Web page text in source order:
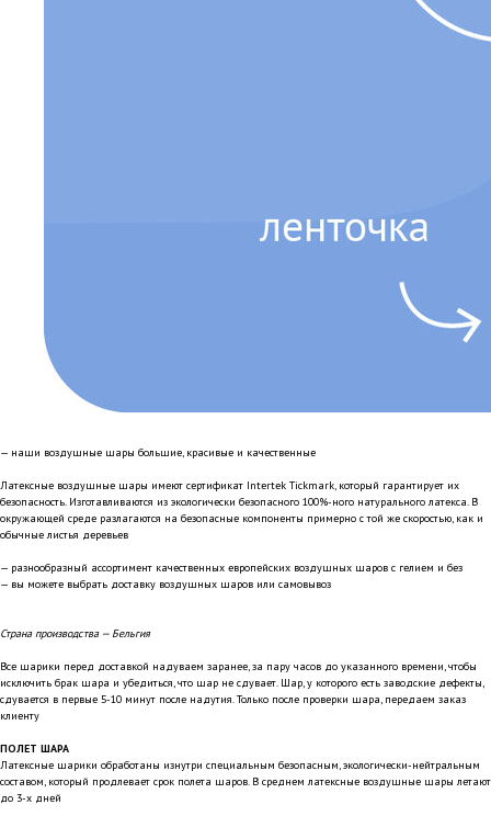
— наши воздушные шары большие, красивые и качественные
Латексные воздушные шары имеют сертификат Intertek Tickmark, который гарантирует их
безопасность. Изготавливаются из экологически безопасного 100%-ного натурального латекса. В
окружающей среде разлагаются на безопасные компоненты примерно с той же скоростью, как и
обычные листья деревьев
— разнообразный ассортимент качественных европейских воздушных шаров с гелием и без
— вы можете выбрать доставку воздушных шаров или самовывоз
Страна производства — Бельгия
Все шарики перед доставкой надуваем заранее, за пару часов до указанного времени, чтобы
исключить брак шара и убедиться, что шар не сдувает. Шар, у которого есть заводские дефекты,
сдувается в первые 5-10 минут после надутия. Только после проверки шара, передаем заказ
клиенту
ПОЛЕТ ШАРА
Латексные шарики обработаны изнутри специальным безопасным, экологически-нейтральным
составом, который продлевает срок полета шаров. В среднем латексные воздушные шары летают
до 3-х дней